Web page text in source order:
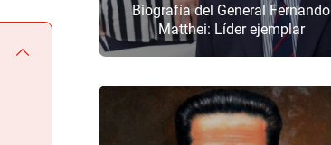
Biografía del General Fernando
Matthei: Líder ejemplar